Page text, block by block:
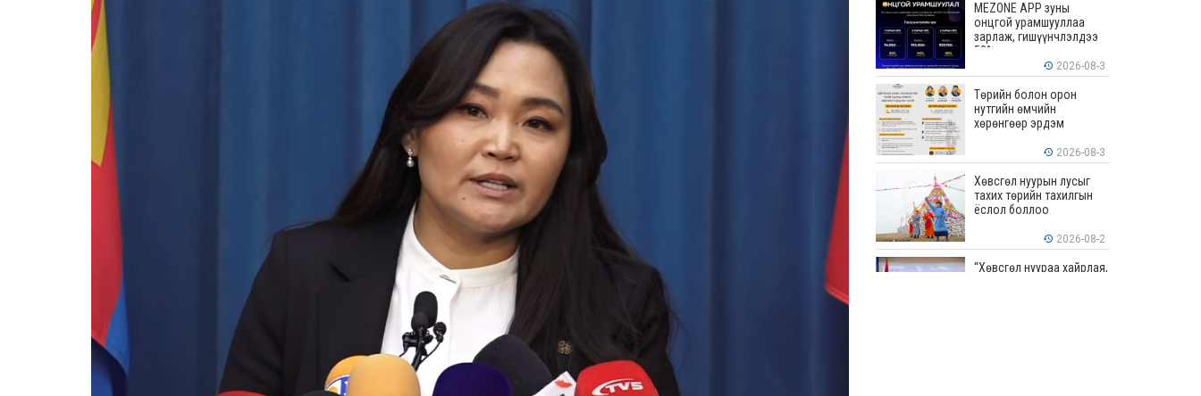
MEZONE APP зуны
онцгой урамшууллаа
зарлаж, гишүүнчлэлдээ
50% хүртэлх хөнгөлөлт
үзүүлж эхэллээ 2026-08-3
Төрийн болон орон
нутгийн өмчийн
хөрөнгөөр эрдэм
ажил хийхэд тендерийн
болон гүйцэтгэлийн
баталгаа гаргахгүй
2026-08-3
Хөвсгөл нуурын лусыг
тахих төрийн тахилгын
ёслол боллоо
2026-08-2
“Хөвсгөл нуураа хайрлая,